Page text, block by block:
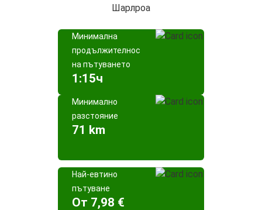
Шарлроа
Минимална
продължителност
на пътуването
1:15ч
Минимално
разстояние
71 km
Най-евтино
пътуване
Oт 7,98 €